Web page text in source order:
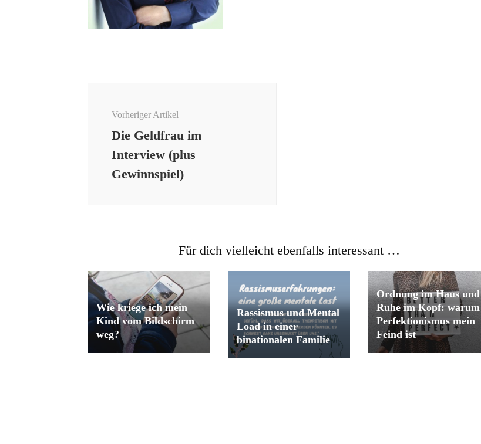
Vorheriger Artikel
Die Geldfrau im
Interview (plus
Gewinnspiel)
Für dich vielleicht ebenfalls interessant …
Wie kriege ich mein
Kind vom Bildschirm
weg?
Rassismus und Mental
Load in einer
binationalen Familie
Ordnung im Haus und
Ruhe im Kopf: warum
Perfektionismus mein
Feind ist